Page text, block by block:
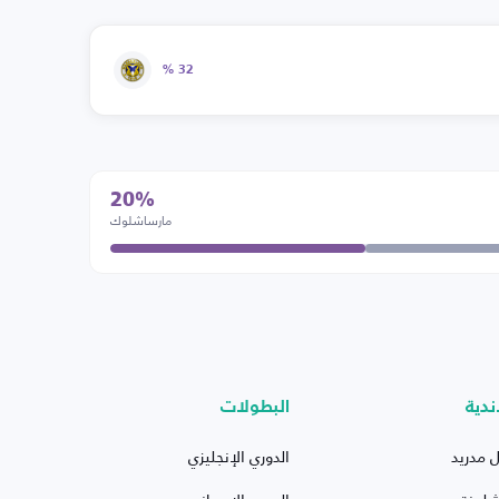
32 %
20%
مارساشلوك
مدريد
البطولات
الدوري الإنجليزي